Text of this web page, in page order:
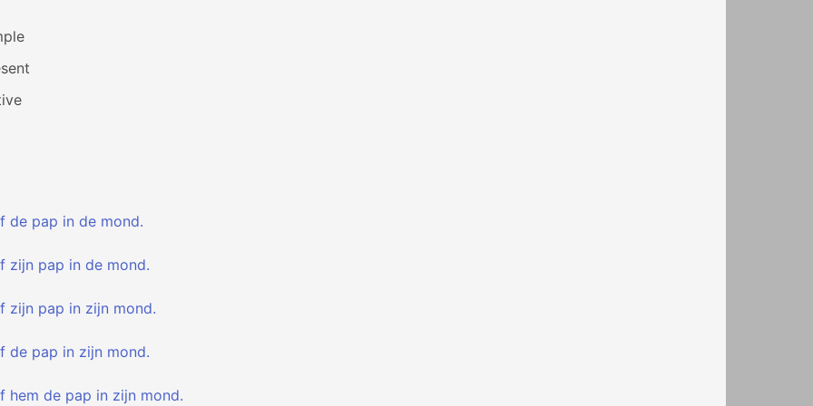
de pap in de mond.
zijn pap in de mond.
zijn pap in zijn mond.
de pap in zijn mond.
hem de pap in zijn mond.